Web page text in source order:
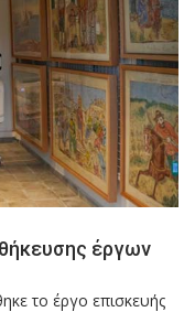
έργων
το έργο επισκευής